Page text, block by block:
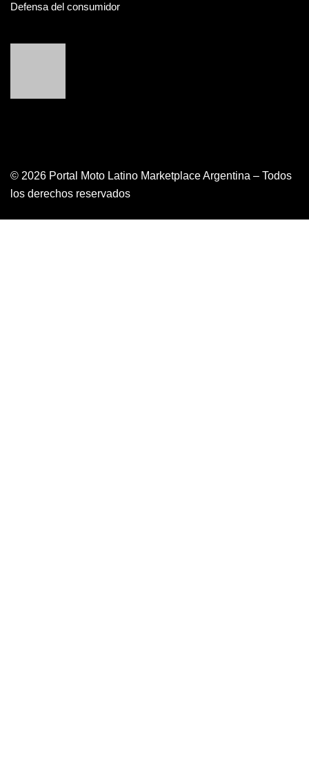
Defensa del consumidor
© 2026 Portal Moto Latino Marketplace Argentina – Todos